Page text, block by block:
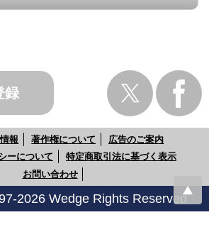
録
報 著作権について
広告のご案内
ーについて
特定商取引法に基づく表示
お問い合わせ
2026 Wedge Rights Reserved